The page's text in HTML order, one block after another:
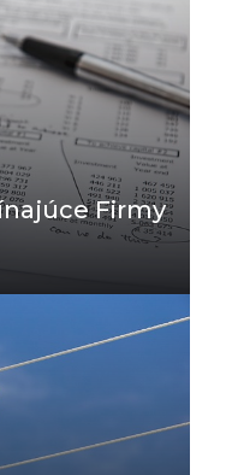
Firmy